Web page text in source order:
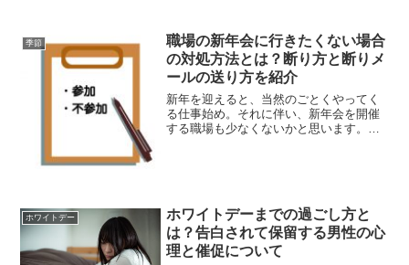
季節
職場の新年会に行きたくない場合
の対処方法とは？断り方と断りメ
ールの送り方を紹介
新年を迎えると、当然のごとくやってく
る仕事始め。それに伴い、新年会を開催
する職場も少なくないかと思います。新
ホワイトデー
ホワイトデーまでの過ごし方と
は？告白されて保留する男性の心
理と催促について